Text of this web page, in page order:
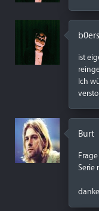
ist
Ich
Burt
Serie